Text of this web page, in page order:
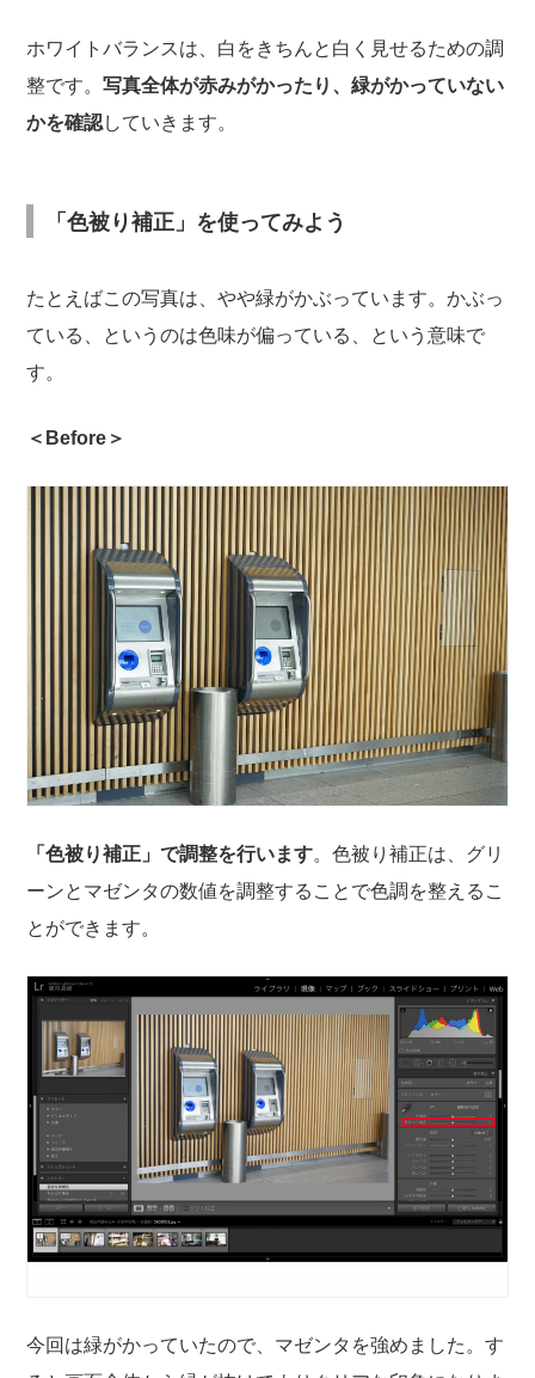
ホワイトバランスは、白をきちんと白く見せるための調
整です。写真全体が赤みがかったり、緑がかっていない
かを確認していきます。
「色被り補正」を使ってみよう
たとえばこの写真は、やや緑がかぶっています。かぶっ
ている、というのは色味が偏っている、という意味で
す。
＜Before＞
「色被り補正」で調整を行います。色被り補正は、グリ
ーンとマゼンタの数値を調整することで色調を整えるこ
とができます。
今回は緑がかっていたので、マゼンタを強めました。す